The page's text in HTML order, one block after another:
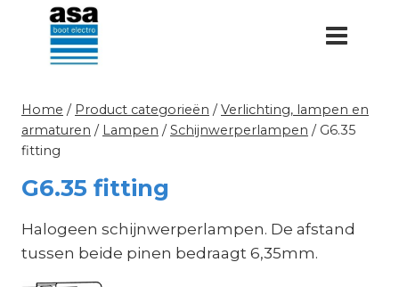
Doorgaan
inhoud
Home / Product categorieën / Verlichting, lampen en
armaturen / Lampen / Schijnwerperlampen / G6.35
fitting
G6.35 fitting
Halogeen schijnwerperlampen. De afstand
tussen beide pinen bedraagt 6,35mm.